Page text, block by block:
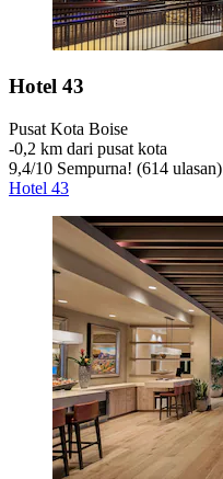
Hotel 43
Pusat Kota Boise
‐0,2 km dari pusat kota
9,4/10 Sempurna! (614 ulasan)
Hotel 43